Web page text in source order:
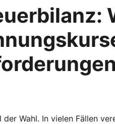
Wahl. In vielen Fällen